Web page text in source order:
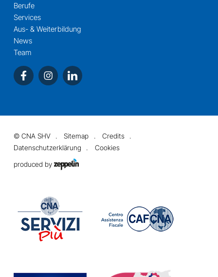
Berufe
Services
Aus- & Weiterbildung
News
Team
©CNA SHV Sitemap
Credits
Datenschutzerklärung
Cookies
produced by